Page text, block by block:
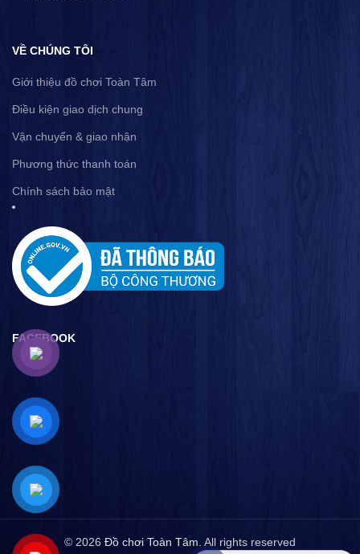
VỀ CHÚNG TÔI
Giới thiệu đồ chơi Toàn Tâm
Điều kiện giao dịch chung
Vận chuyển & giao nhận
Phương thức thanh toán
Chính sách bảo mật
FACEBOOK
© 2026 Đồ chơi Toàn Tâm . All rights reserved